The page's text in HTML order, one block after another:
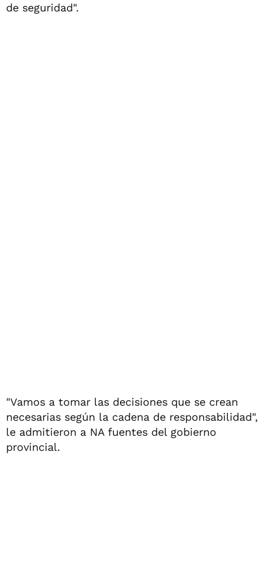
de seguridad".
"Vamos a tomar las decisiones que se crean
necesarias según la cadena de responsabilidad",
le admitieron a NA fuentes del gobierno
provincial.